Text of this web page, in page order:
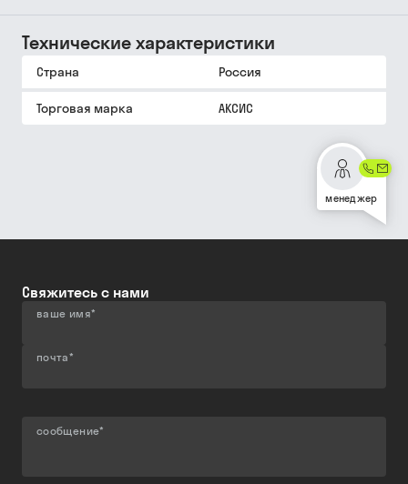
Технические характеристики
Страна Россия
Торговая марка АКСИС
менеджер
Свяжитесь с нами
ваше имя*
почта*
сообщение*